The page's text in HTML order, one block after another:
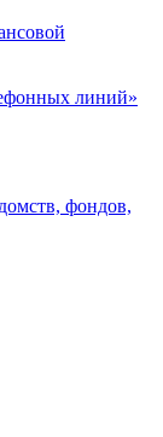
линий»
фондов,